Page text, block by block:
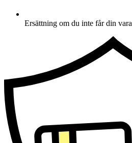
Ersättning om du inte får din vara